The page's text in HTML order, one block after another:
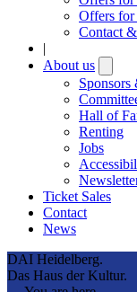
Offers for
Contact
|
About us
Sponsors
Hall of
Renting
Jobs
Ticket Sales
Contact
News
DAI Heidelberg.
Das Haus der Kultur.